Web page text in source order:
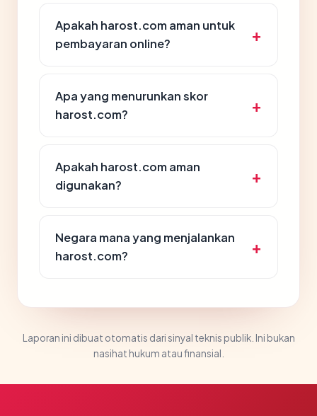
Apakah harost.com aman untuk
pembayaran online?
Apa yang menurunkan skor
harost.com?
Apakah harost.com aman
digunakan?
Negara mana yang menjalankan
harost.com?
Laporan ini dibuat otomatis dari sinyal teknis publik. Ini bukan
nasihat hukum atau finansial.